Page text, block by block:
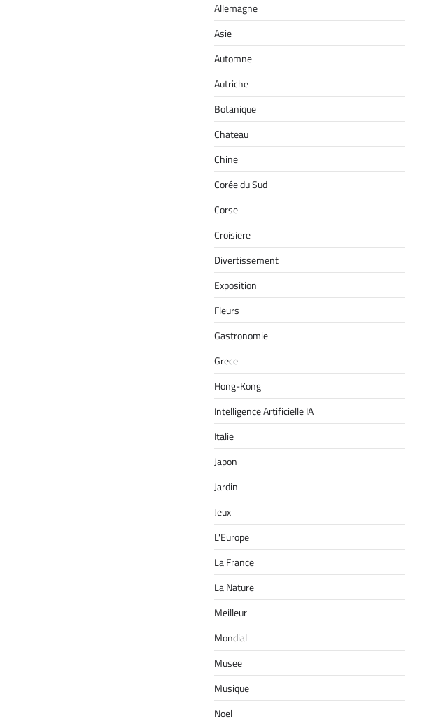
Allemagne
Asie
Automne
Autriche
Botanique
Chateau
Chine
Corée du Sud
Corse
Croisiere
Divertissement
Exposition
Fleurs
Gastronomie
Grece
Hong-Kong
Intelligence Artificielle IA
Italie
Japon
Jardin
Jeux
L'Europe
La France
La Nature
Meilleur
Mondial
Musee
Musique
Noel